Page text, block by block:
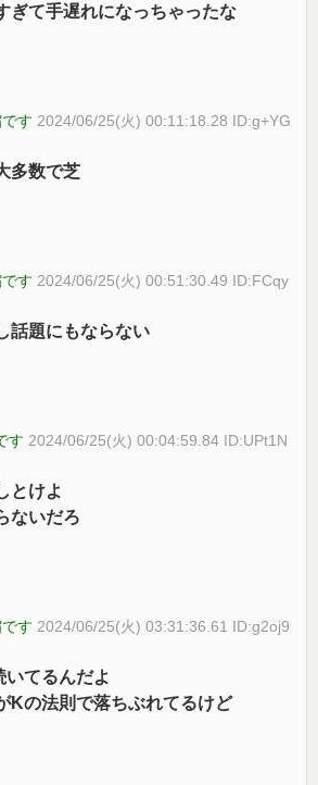
ぎて手遅れになっちゃったな
す 2024/06/25(火) 00:11:18.28 ID:g+YG
多数で芝
す 2024/06/25(火) 00:51:30.49 ID:FCqy
話題にもならない
す 2024/06/25(火) 00:04:59.84 ID:UPt1N
とけよ
ないだろ
す 2024/06/25(火) 03:31:36.61 ID:g2oj9
いてるんだよ
Kの法則で落ちぶれてるけど